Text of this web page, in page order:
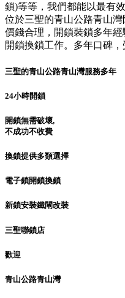
鎖)等等，我們都能以最有
位於三聖的青山公路青山
價錢合理，開鎖裝鎖多年
開鎖換鎖工作。多年口碑
三聖的青山公路青山灣服務多年
24小時開鎖
開鎖無需破壞,
不成功不收費
換鎖提供多類選擇
電子鎖開鎖換鎖
新鎖安裝鐵閘改裝
三聖聯鎖店
歡迎
青山公路青山灣